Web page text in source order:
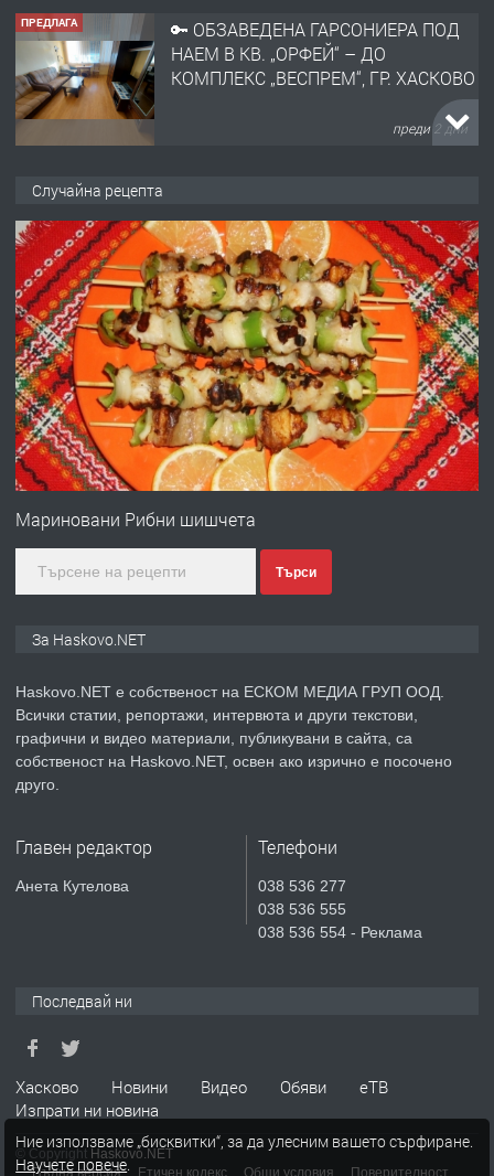
ПРЕДЛАГА
🔑 ОБЗАВЕДЕНА ГАРСОНИЕРА ПОД
НАЕМ В КВ. „ОРФЕЙ“ – ДО
КОМПЛЕКС „ВЕСПРЕМ“, ГР. ХАСКОВО
преди 2 дни
АПАРТАМЕНТ В ЦЕНТЪРА НА ГР.
ХАСКОВО
преди 3 дни
ПРЕДЛАГА Давам гараж под наем
преди 3 дни
ПРЕДЛАГА
№4120 Магазин/Офис под наем в кв.
градската градина!
преди 4 дни
ПРЕДЛАГА
Продавам парцел в гр. Хасково кв.
СГЛОБЯВАНЕ НА МЕБЕЛИ.
апартамент под наем в кв.
Училищни, гр. Хасково.
преди 4 дни
Случайна рецепта
Мариновани Рибни шишчета
Търси
За Haskovo.NET
Haskovo.NET е собственост на ЕСКОМ МЕДИА ГРУП ООД.
Всички статии, репортажи, интервюта и други текстови,
графични и видео материали, публикувани в сайта, са
собственост на Haskovo.NET, освен ако изрично е посочено
друго.
Главен редактор
Анета Кутелова
Телефони
038 536 277
038 536 555
038 536 554 - Реклама
Последвай ни
Хасково Новини Видео Обяви
еТВ
Изпрати ни новина
© Copyright Haskovo.NET
Пълна версия
Етичен кодекс Общи условия Поверителност
Ние използваме „бисквитки“, за да улесним вашето сърфиране.
Научете повече.